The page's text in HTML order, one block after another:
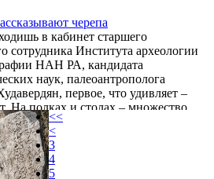
черепа
в кабинет старшего
сотрудника Института археологии
НАН РА, кандидата
наук, палеоантрополога
первое, что удивляет –
На полках и столах – множество
и костей, с чем, казалось бы,
не вяжется облик самой
этих мрачных свидетельств давно
жизней, человека обаятельного,
<<
<
3
4
5